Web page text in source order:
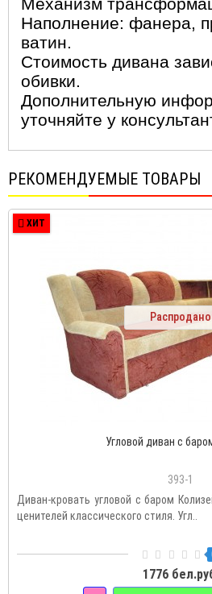
Механизм
Наполнение: фанера,
ватин.
Стоимость дивана
обивки.
Дополнительную
уточняйте у
РЕКОМЕНДУЕМЫЕ ТОВАРЫ
ХИТ
Распродано
Угловой диван с
393-1
Диван-кровать угловой с баром
ценителей классического стиля. Угл..
1776